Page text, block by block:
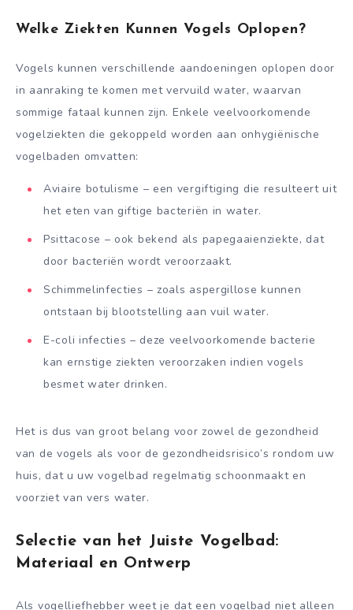
Welke Ziekten Kunnen Vogels Oplopen?
Vogels kunnen verschillende aandoeningen oplopen door
in aanraking te komen met vervuild water, waarvan
sommige fataal kunnen zijn. Enkele veelvoorkomende
vogelziekten die gekoppeld worden aan onhygiënische
vogelbaden omvatten:
Aviaire botulisme – een vergiftiging die resulteert uit
het eten van giftige bacteriën in water.
Psittacose – ook bekend als papegaaienziekte, dat
door bacteriën wordt veroorzaakt.
Schimmelinfecties – zoals aspergillose kunnen
ontstaan bij blootstelling aan vuil water.
E-coli infecties – deze veelvoorkomende bacterie
kan ernstige ziekten veroorzaken indien vogels
besmet water drinken.
Het is dus van groot belang voor zowel de gezondheid
van de vogels als voor de gezondheidsrisico’s rondom uw
huis, dat u uw vogelbad regelmatig schoonmaakt en
voorziet van vers water.
Selectie van het Juiste Vogelbad:
Materiaal en Ontwerp
Als vogelliefhebber weet je dat een vogelbad niet alleen